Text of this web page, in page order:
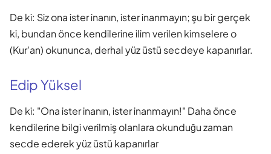
De ki: Siz ona ister inanın, ister inanmayın; şu bir gerçek
ki, bundan önce kendilerine ilim verilen kimselere o
(Kur'an) okununca, derhal yüz üstü secdeye kapanırlar.
Edip Yüksel
De ki: "Ona ister inanın, ister inanmayın!" Daha önce
kendilerine bilgi verilmiş olanlara okunduğu zaman
secde ederek yüz üstü kapanırlar